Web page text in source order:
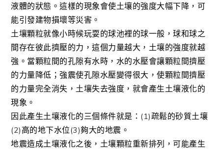
液體的狀態。這樣的現象會使土壤的強度大幅下降，可
能引發建物損壞等災害。
土壤顆粒就像小時候玩耍的球池裡的球一般，球和球之
間存在彼此擠壓的力，這個力量越大，土壤的強度就越
強。當顆粒間的孔隙有水時，水的水壓會讓顆粒間擠壓
的力量降低；強震使孔隙水壓變得很大，使顆粒間擠壓
的力量完全消失，土壤失去強度，就會產生土壤液化的
現象。
因此產生土壤液化的三個條件就是：(1)疏鬆的砂質土壤
(2)高的地下水位(3)夠大的地震。
地震造成土壤液化之後，土壤顆粒重新排列，可能產生